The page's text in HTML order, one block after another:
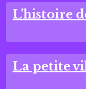
L'histoire
La petite